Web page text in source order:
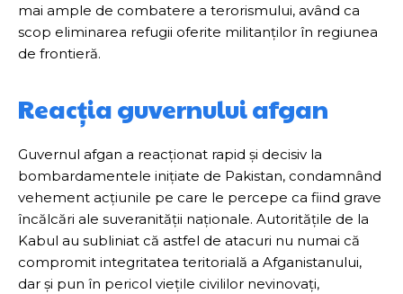
mai ample de combatere a terorismului, având ca
scop eliminarea refugii oferite militanților în regiunea
de frontieră.
Reacția guvernului afgan
Guvernul afgan a reacționat rapid și decisiv la
bombardamentele inițiate de Pakistan, condamnând
vehement acțiunile pe care le percepe ca fiind grave
încălcări ale suveranității naționale. Autoritățile de la
Kabul au subliniat că astfel de atacuri nu numai că
compromit integritatea teritorială a Afganistanului,
dar și pun în pericol viețile civililor nevinovați,